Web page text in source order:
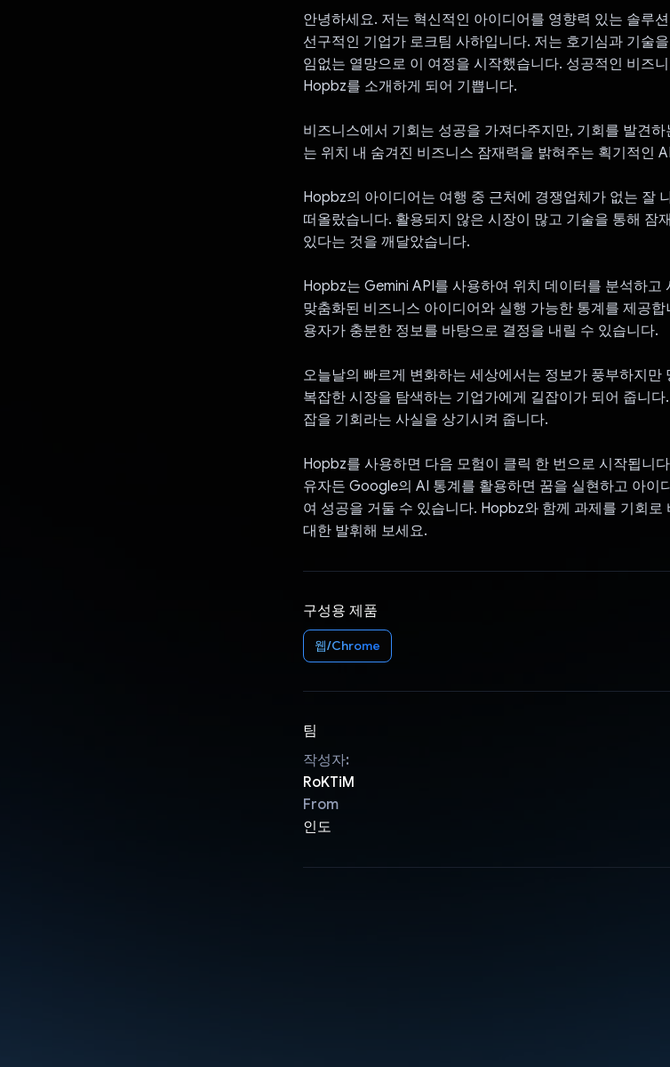
안녕하세요. 저는 혁신적인 아이디어를 영향력 있는 솔루
선구적인 기업가 로크팀 사하입니다. 저는 호기심과 기술
임없는 열망으로 이 여정을 시작했습니다. 성공적인 비즈
Hopbz를 소개하게 되어 기쁩니다.
비즈니스에서 기회는 성공을 가져다주지만, 기회를 발견
는 위치 내 숨겨진 비즈니스 잠재력을 밝혀주는 획기적인
Hopbz의 아이디어는 여행 중 근처에 경쟁업체가 없는 잘
떠올랐습니다. 활용되지 않은 시장이 많고 기술을 통해 잠
있다는 것을 깨달았습니다.
Hopbz는 Gemini API를 사용하여 위치 데이터를 분석하고
맞춤화된 비즈니스 아이디어와 실행 가능한 통계를 제공
용자가 충분한 정보를 바탕으로 결정을 내릴 수 있습니다.
오늘날의 빠르게 변화하는 세상에서는 정보가 풍부하지
복잡한 시장을 탐색하는 기업가에게 길잡이가 되어 줍니
잡을 기회라는 사실을 상기시켜 줍니다.
Hopbz를 사용하면 다음 모험이 클릭 한 번으로 시작됩니
유자든 Google의 AI 통계를 활용하면 꿈을 실현하고 아이
여 성공을 거둘 수 있습니다. Hopbz와 함께 과제를 기회로
대한 발휘해 보세요.
구성용 제품
웹/Chrome
팀
작성자:
RoKTiM
From
인도